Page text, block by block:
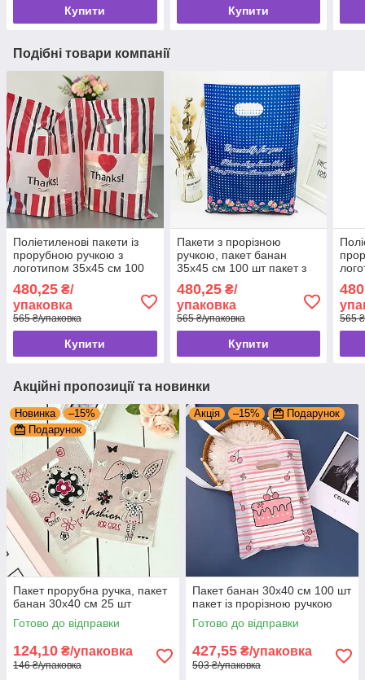
Купити Купити
Подібні товари компанії
Поліетиленові пакети із
прорубною ручкою з
логотипом 35x45 см 100
ручкою банан
480,25 ₴/
упаковка
565 ₴/упаковка
Купити
Пакети з прорізною
ручкою, пакет банан
35x45 см 100 шт пакет з
банан
480,25₴/
упаковка
565 ₴/упаковка
Купити
565
Акційні пропозиції та новинки
Новинка
–15%
Подарунок
Пакет прорубна ручка, пакет
банан 30x40 см 25 шт
Готово до відправки
124,10 ₴/упаковка
146 ₴/упаковка
Акція –15% Подарунок
Пакет банан 30x40 см 100 шт
пакет із прорізною ручкою
Готово до відправки
427,55 ₴/упаковка
503 ₴/упаковка